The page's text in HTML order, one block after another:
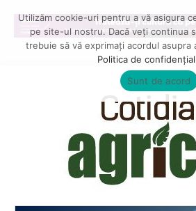
Utilizăm cookie-uri pentru a vă asigura
pe site-ul nostru. Dacă veți continua
trebuie să vă exprimați acordul asupra
Politica de
Sunt de acord